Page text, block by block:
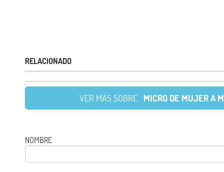
RELACIONADO
VER MÁS SOBRE MICRO DE MUJER A
NOMBRE